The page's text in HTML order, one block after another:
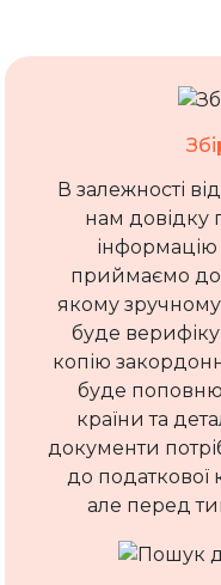
В залежності
нам довідку
приймаємо
якому
буде
копію
буде
країни та
документи
до
але перед